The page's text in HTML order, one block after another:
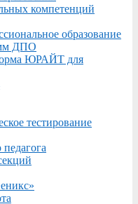
компетенций
образование
ДПО
ЮРАЙТ для
тестирование